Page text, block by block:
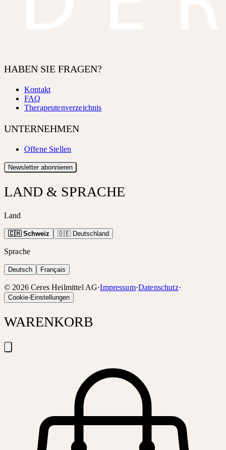
HABEN SIE FRAGEN?
Kontakt
FAQ
Therapeutenverzeichnis
UNTERNEHMEN
Offene Stellen
Newsletter abonnieren
LAND & SPRACHE
Land
🇨🇭 Schweiz 🇩🇪 Deutschland
Sprache
Deutsch Français
© 2026 Ceres Heilmittel AG·Impressum·Datenschutz·
Cookie-Einstellungen
WARENKORB